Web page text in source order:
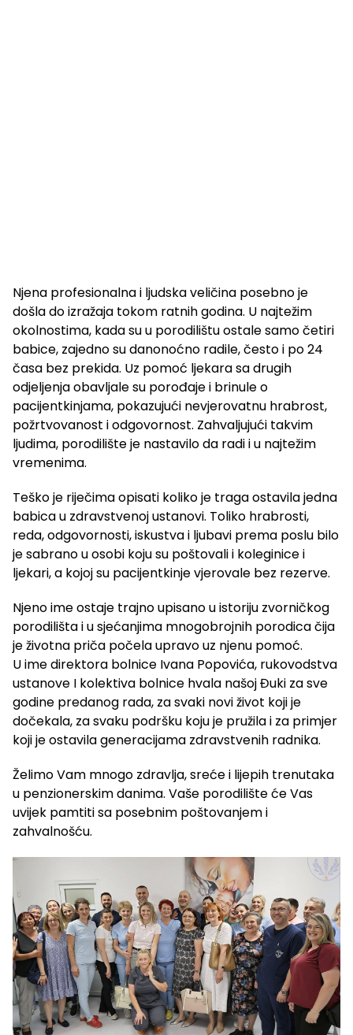
Njena profesionalna i ljudska veličina posebno je
došla do izražaja tokom ratnih godina. U najtežim
okolnostima, kada su u porodilištu ostale samo četiri
babice, zajedno su danonoćno radile, često i po 24
časa bez prekida. Uz pomoć ljekara sa drugih
odjeljenja obavljale su porođaje i brinule o
pacijentkinjama, pokazujući nevjerovatnu hrabrost,
požrtvovanost i odgovornost. Zahvaljujući takvim
ljudima, porodilište je nastavilo da radi i u najtežim
vremenima.
Teško je riječima opisati koliko je traga ostavila jedna
babica u zdravstvenoj ustanovi. Toliko hrabrosti,
reda, odgovornosti, iskustva i ljubavi prema poslu bilo
je sabrano u osobi koju su poštovali i koleginice i
ljekari, a kojoj su pacijentkinje vjerovale bez rezerve.
Njeno ime ostaje trajno upisano u istoriju zvorničkog
porodilišta i u sjećanjima mnogobrojnih porodica čija
je životna priča počela upravo uz njenu pomoć.
U ime direktora bolnice Ivana Popovića, rukovodstva
ustanove I kolektiva bolnice hvala našoj Đuki za sve
godine predanog rada, za svaki novi život koji je
dočekala, za svaku podršku koju je pružila i za primjer
koji je ostavila generacijama zdravstvenih radnika.
Želimo Vam mnogo zdravlja, sreće i lijepih trenutaka
u penzionerskim danima. Vaše porodilište će Vas
uvijek pamtiti sa posebnim poštovanjem i
zahvalnošću.